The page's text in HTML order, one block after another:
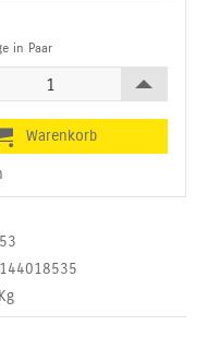
Kg
in Paar